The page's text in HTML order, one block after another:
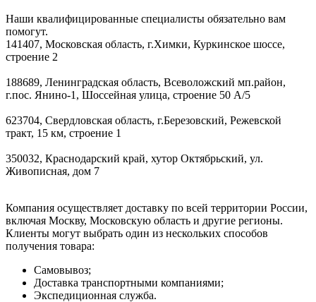
Наши квалифицированные специалисты обязательно вам
помогут.
141407, Московская область, г.Химки, Куркинское шоссе,
строение 2
188689, Ленинградская область, Всеволожский мп.район,
г.пос. Янино-1, Шоссейная улица, строение 50 А/5
623704, Свердловская область, г.Березовский, Режевской
тракт, 15 км, строение 1
350032, Краснодарский край, хутор Октябрьский, ул.
Живописная, дом 7
Компания осуществляет доставку по всей территории России,
включая Москву, Московскую область и другие регионы.
Клиенты могут выбрать один из нескольких способов
получения товара:
Самовывоз;
Доставка транспортными компаниями;
Экспедиционная служба.